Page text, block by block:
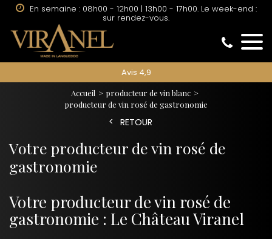
sur rendez-vous.
Avis 4,9
Accueil
producteur de vin blanc
producteur de vin rosé de gastronomie
RETOUR
Votre producteur de vin rosé de
gastronomie
Votre producteur de vin rosé de
gastronomie : Le Château Viranel